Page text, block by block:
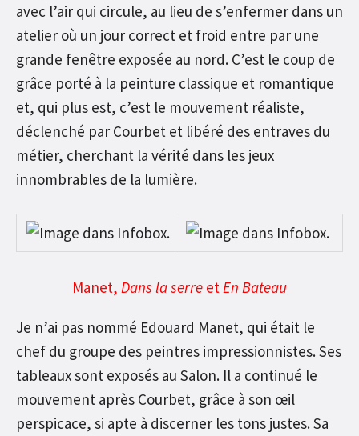
avec l’air qui circule, au lieu de s’enfermer dans un
atelier où un jour correct et froid entre par une
grande fenêtre exposée au nord. C’est le coup de
grâce porté à la peinture classique et romantique
et, qui plus est, c’est le mouvement réaliste,
déclenché par Courbet et libéré des entraves du
métier, cherchant la vérité dans les jeux
innombrables de la lumière.
Manet, Dans la serre et En Bateau
Je n’ai pas nommé Edouard Manet, qui était le
chef du groupe des peintres impressionnistes. Ses
tableaux sont exposés au Salon. Il a continué le
mouvement après Courbet, grâce à son œil
perspicace, si apte à discerner les tons justes. Sa